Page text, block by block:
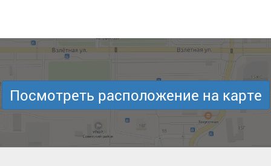
Посмотреть расположение на карте